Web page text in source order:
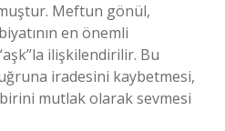
Meftun gönül,
en önemli
ilişkilendirilir. Bu
iradesini kaybetmesi,
mutlak olarak sevmesi